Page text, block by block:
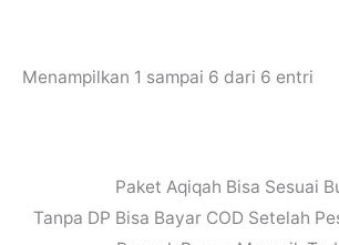
Menampilkan 1 sampai 6 dari 6 entri
Paket Aqiqah Bisa Sesuai
Tanpa DP Bisa Bayar COD Setelah